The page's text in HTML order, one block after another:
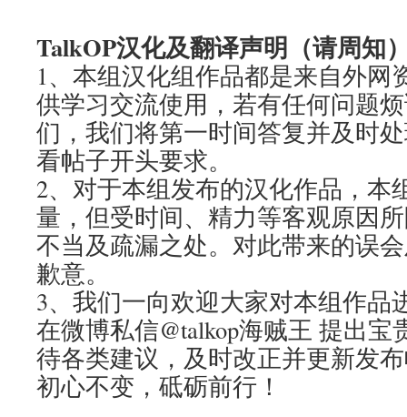
TalkOP汉化及翻译声明（请周知
1、本组汉化组作品都是来自外网
供学习交流使用，若有任何问题
们，我们将第一时间答复并及时
看帖子开头要求。
2、对于本组发布的汉化作品，本
量，但受时间、精力等客观原因
不当及疏漏之处。对此带来的误
歉意。
3、我们一向欢迎大家对本组作品
在微博私信@talkop海贼王 提出
待各类建议，及时改正并更新发
初心不变，砥砺前行！